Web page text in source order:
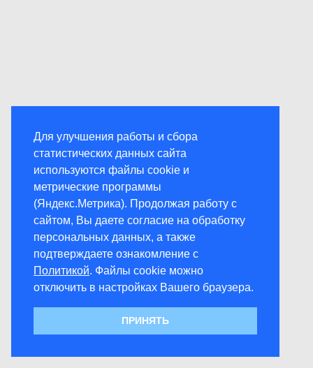
Для улучшения работы и сбора
статистических данных сайта
используются файлы cookie и
метрические программы
(Яндекс.Метрика). Продолжая работу с
сайтом, Вы даете согласие на обработку
персональных данных, а также
подтверждаете ознакомление с
Политикой. Файлы cookie можно
отключить в настройках Вашего браузера.
ПРИНЯТЬ